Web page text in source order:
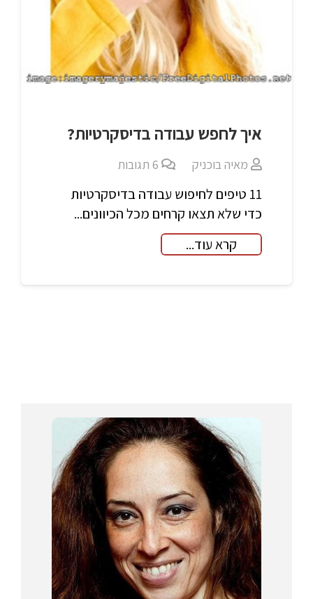
איך לחפש עבודה בדיסקרטיות?
מאיה בוכניק 6 תגובות
11 טיפים לחיפוש עבודה בדיסקרטיות
כדי שלא תצאו קרחים מכל הכיוונים...
קרא עוד...